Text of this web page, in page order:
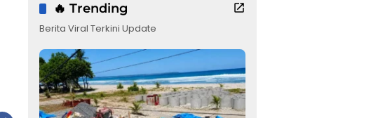
🔥 Trending
Berita Viral Terkini Update